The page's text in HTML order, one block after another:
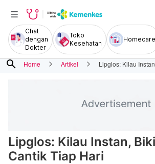
Chat
dengan
Dokter
Toko
Kesehatan
Homecare
search Home Artikel Lipglos: Kilau
Lipglos: Kilau Instan,
Cantik Tiap Hari